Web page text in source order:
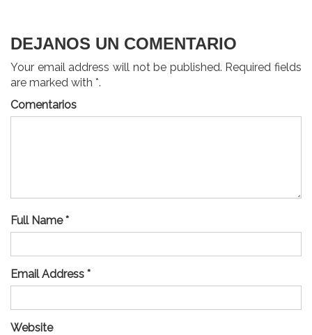
DEJANOS UN COMENTARIO
Your email address will not be published. Required fields
are marked with *.
Comentarios
Full Name *
Email Address *
Website